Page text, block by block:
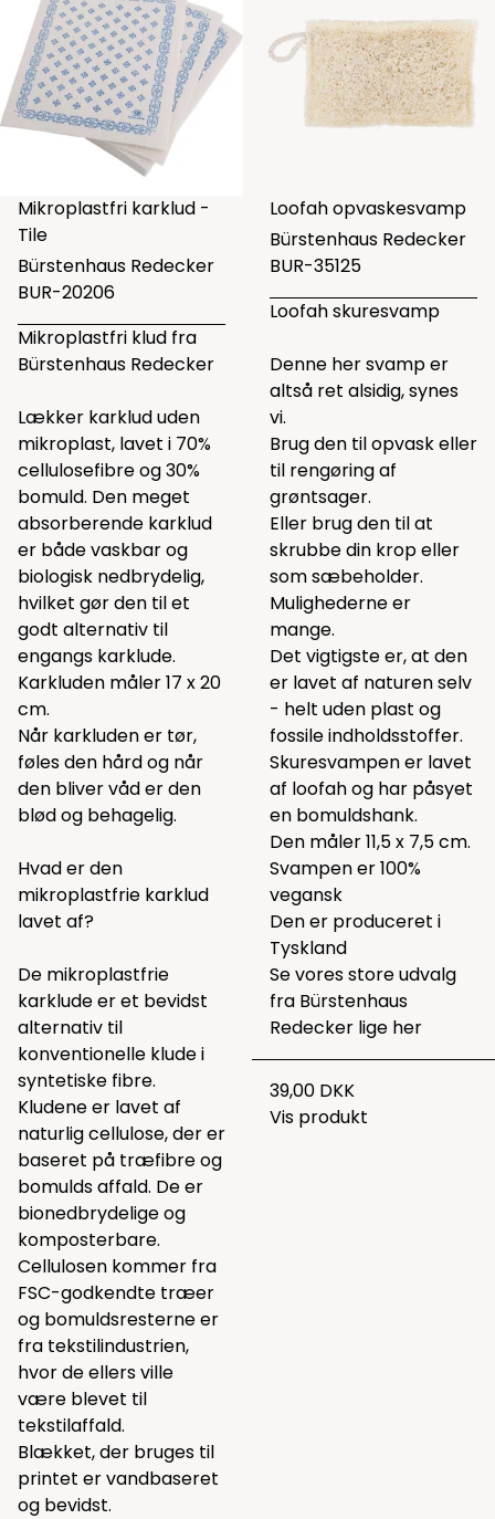
Mikroplastfri karklud -
Tile
Bürstenhaus Redecker
BUR-20206
Mikroplastfri klud fra
Bürstenhaus Redecker
Lækker karklud uden
mikroplast, lavet i 70%
cellulosefibre og 30%
bomuld. Den meget
absorberende karklud
er både vaskbar og
biologisk nedbrydelig,
hvilket gør den til et
godt alternativ til
engangs karklude.
Karkluden måler 17 x 20
cm.
Når karkluden er tør,
føles den hård og når
den bliver våd er den
blød og behagelig.
Hvad er den
mikroplastfrie karklud
lavet af?
De mikroplastfrie
karklude er et bevidst
alternativ til
konventionelle klude i
syntetiske fibre.
Kludene er lavet af
naturlig cellulose, der er
baseret på træfibre og
bomulds affald. De er
bionedbrydelige og
komposterbare.
Cellulosen kommer fra
FSC-godkendte træer
og bomuldsresterne er
fra tekstilindustrien,
hvor de ellers ville
være blevet til
tekstilaffald.
Blækket, der bruges til
printet er vandbaseret
og bevidst.
Loofah opvaskesvamp
Bürstenhaus Redecker
BUR-35125
Loofah skuresvamp
Denne her svamp er
altså ret alsidig, synes
vi.
Brug den til opvask eller
til rengøring af
grøntsager.
Eller brug den til at
skrubbe din krop eller
som sæbeholder.
Mulighederne er
mange.
Det vigtigste er, at den
er lavet af naturen selv
- helt uden plast og
fossile indholdsstoffer.
Skuresvampen er lavet
af loofah og har påsyet
en bomuldshank.
Den måler 11,5 x 7,5 cm.
Svampen er 100%
vegansk
Den er produceret i
Tyskland
Se vores store udvalg
fra Bürstenhaus
Redecker lige her
39,00 DKK
Vis produkt